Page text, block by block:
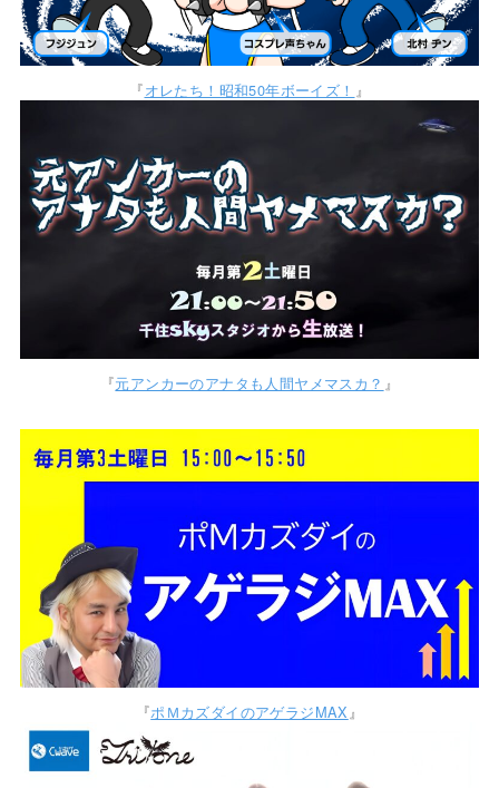
『オレたち！昭和50年ボーイズ！ 』
『元アンカーのアナタも人間ヤメマスカ？ 』
『ポＭカズダイのアゲラジMAX 』